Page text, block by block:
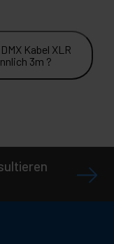
Kabel XLR
3m ?